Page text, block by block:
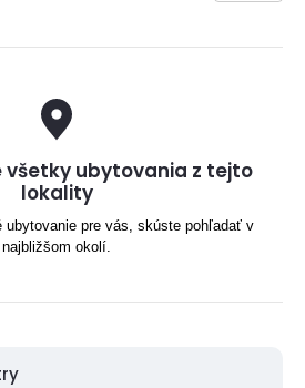
všetky ubytovania z tejto
lokality
ubytovanie pre vás, skúste pohľadať v
najbližšom okolí.